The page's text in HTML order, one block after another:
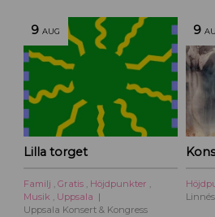
9 AUG
Lilla torget
Familj , Gratis , Höjdpunkter ,
Musik , Uppsala
Uppsala Konsert & Kongress
9